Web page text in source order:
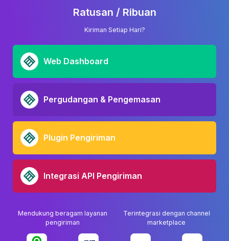
Ratusan / Ribuan
Kiriman Setiap Hari?
Web Dashboard
Pergudangan & Pengemasan
Plugin Pengiriman
Integrasi API Pengiriman
Mendukung beragam layanan
pengiriman
Terintegrasi dengan channel
marketplace